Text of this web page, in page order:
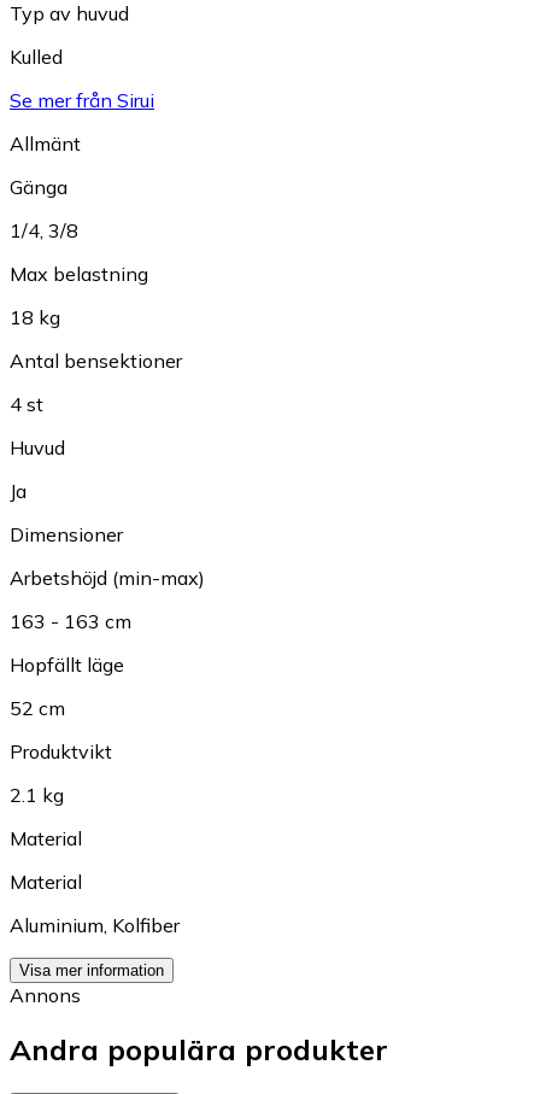
Typ av huvud
Kulled
Se mer från Sirui
Allmänt
Gänga
1/4, 3/8
Max belastning
18 kg
Antal bensektioner
4 st
Huvud
Ja
Dimensioner
Arbetshöjd (min-max)
163 - 163 cm
Hopfällt läge
52 cm
Produktvikt
2.1 kg
Material
Material
Aluminium, Kolfiber
Visa mer information
Annons
Andra populära produkter